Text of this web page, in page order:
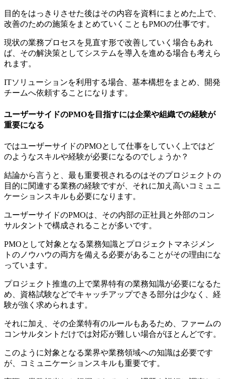
目的をはっきりさせた後はその内容を資料にまとめた上で、
改善のための施策をまとめていくこともPMOの仕事です。
現状の業務プロセスを見直す形で改善していく場合もあれ
ば、その解決策としてシステムを導入を進める場合も考えら
れます。
ITソリューションを利用する場合、基本構想をまとめ、開発
チームへ依頼することになります。
ユーザーサイドのPMOを目指すには企業や組織での経験が
重要になる
ではユーザーサイドのPMOとして仕事をしていく上ではど
のようなスキルや経験が必要になるのでしょうか？
結論から言うと、 最も重要視されるのはそのプロジェクトの
目的に関連する業務の経験ですが、それに加え高いコミュニ
ケーションスキルも必要になります。
ユーザーサイドのPMOは、その内部の正社員と外部のコン
サルタントで構成されることが多いです。
PMOとして対象となる業務知識とプロジェクトマネジメン
トのノウハウの両方を備える必要があることがその理由にな
っています。
プロジェクト推進の上で業界特有の業務知識が必要になるた
め、資格試験などでキャッチアップできる部分は少なく、経
験が強く求められます。
それに加え、その企業特有のルールもあるため、ファームの
コンサルタントだけでは対応が難しい場合がほとんどです。
このように対象となる業界や業務領域への知識は必要です
が、コミュニケーションスキルも重要です。